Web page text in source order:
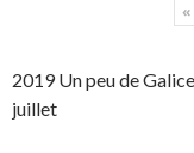
«
2019 Un peu de
juillet